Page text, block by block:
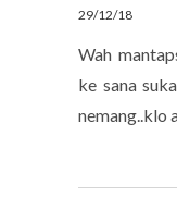
29/12/18
Wah
ke sana
nemang..klo